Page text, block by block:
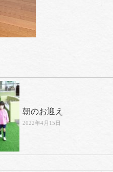
朝のお迎え
2022年4月15日